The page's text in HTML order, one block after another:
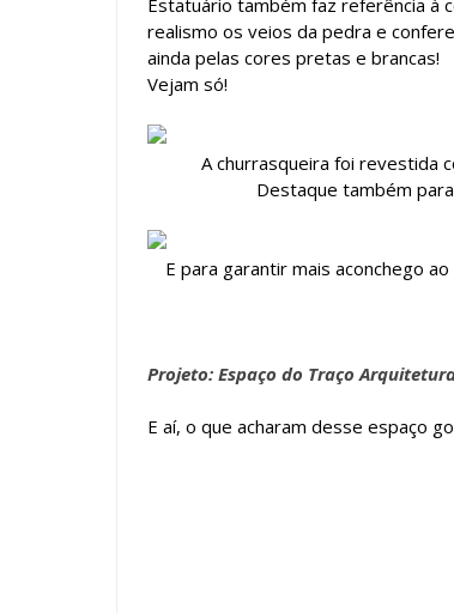
Estatuário também faz referência à
realismo os veios da pedra e
ainda pelas cores pretas e brancas!
Vejam só!
A churrasqueira foi revestida
Destaque também
E para garantir mais aconchego
Projeto: Espaço do Traço
E aí, o que acharam desse espaço